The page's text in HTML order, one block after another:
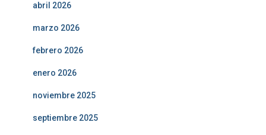
abril 2026
marzo 2026
febrero 2026
enero 2026
noviembre 2025
septiembre 2025